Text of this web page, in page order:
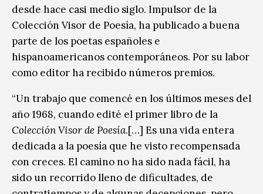
desde hace casi medio siglo. Impulsor de la
Colección Visor de Poesía, ha publicado a buena
parte de los poetas españoles e
hispanoamericanos contemporáneos. Por su labor
como editor ha recibido números premios.
“Un trabajo que comencé en los últimos meses del
año 1968, cuando edité el primer libro de la
Colección Visor de Poesía.[…] Es una vida entera
dedicada a la poesía que he visto recompensada
con creces. El camino no ha sido nada fácil, ha
sido un recorrido lleno de dificultades, de